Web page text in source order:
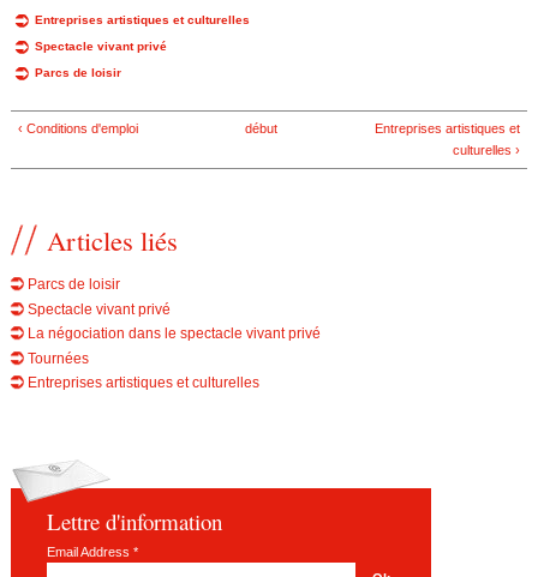
Entreprises artistiques et culturelles
Spectacle vivant privé
Parcs de loisir
‹ Conditions d'emploi début
Entreprises artistiques et
culturelles ›
Articles liés
Parcs de loisir
Spectacle vivant privé
La négociation dans le spectacle vivant privé
Tournées
Entreprises artistiques et culturelles
Lettre d'information
Email Address *